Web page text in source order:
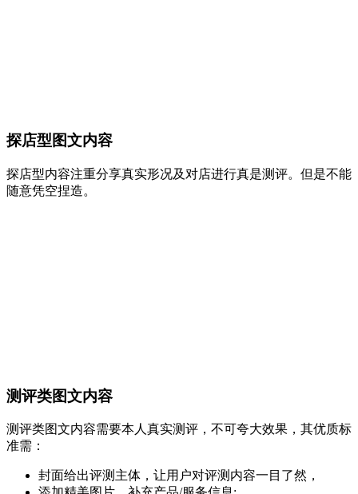
探店型图文内容
探店型内容注重分享真实形况及对店进行真是测评。但是不能
随意凭空捏造。
测评类图文内容
测评类图文内容需要本人真实测评，不可夸大效果，其优质标
准需：
封面给出评测主体，让用户对评测内容一目了然，